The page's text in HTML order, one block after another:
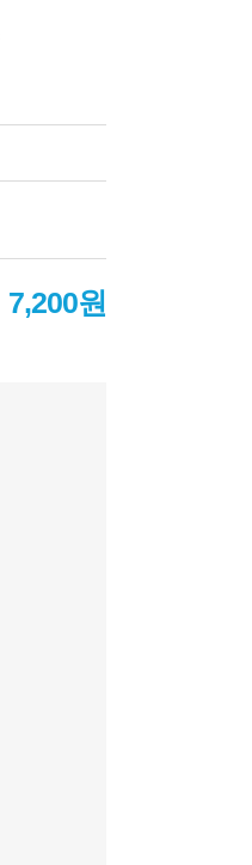
7,200원